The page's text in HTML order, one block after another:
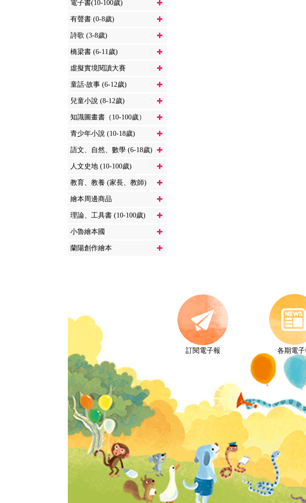
電子書(10-100歲)
有聲書 (0-8歲)
詩歌 (3-8歲)
橋梁書 (6-11歲)
虛擬實境閱讀大賽
童話‧故事 (6-12歲)
兒童小說 (8-12歲)
知識圖畫書（10-100歲）
青少年小說 (10-18歲)
語文、自然、數學 (6-18歲)
人文史地 (10-100歲)
教育、教養 (家長、教師)
繪本周邊商品
理論、工具書 (10-100歲)
小魯繪本國
蘭陽創作繪本
訂閱電子報 各期電子